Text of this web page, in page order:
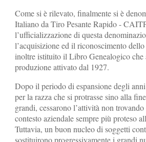
Come si è rilevato, finalmente si è
Italiano da Tiro Pesante Rapido -
l’ufficializzazione di questa
l’acquisizione ed il riconoscimento
inoltre istituito il Libro Genealogico che
produzione attivato dal 1927.
Dopo il periodo di espansione degli
per la razza che si protrasse sino alla
grandi, cessarono l’attività non
contesto aziendale sempre più proteso
Tuttavia, un buon nucleo di soggetti
sostituirono progressivamente i grandi